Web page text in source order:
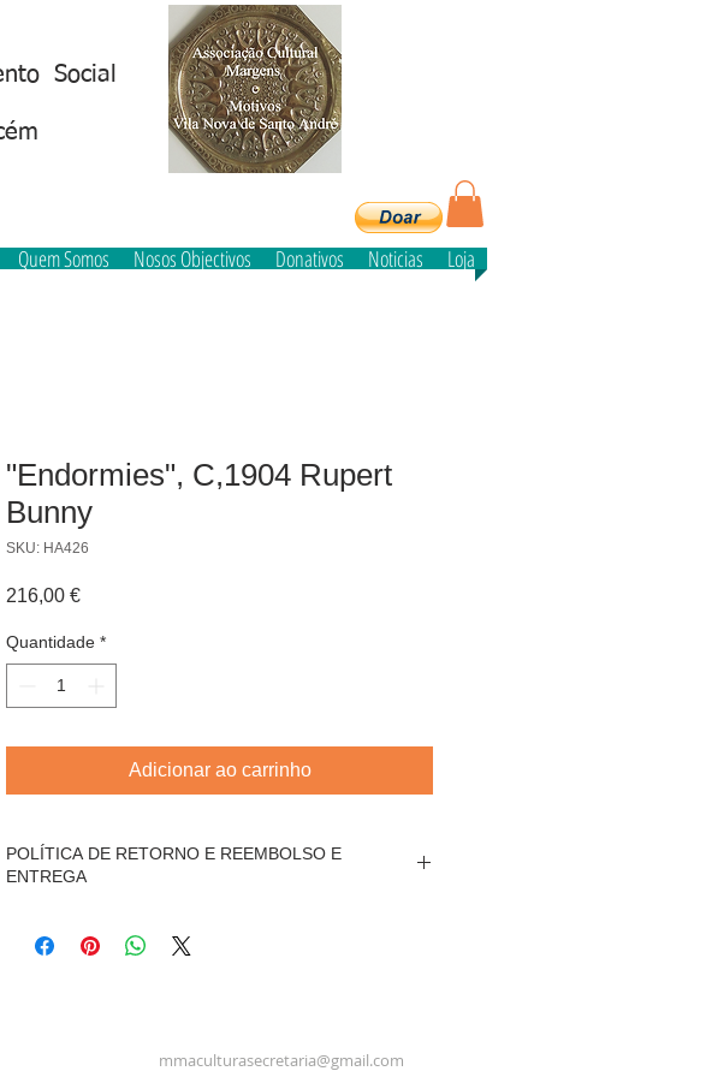
Social
Quem Somos Nosos Objectivos Donativos Noticias Loja
"Endormies", C,1904 Rupert
Bunny
SKU: HA426
216,00 €Preço
Quantidade *
Adicionar ao carrinho
POLÍTICA DE RETORNO E REEMBOLSO E
ENTREGA
reembolso,
mmaculturasecretaria@gmail.com